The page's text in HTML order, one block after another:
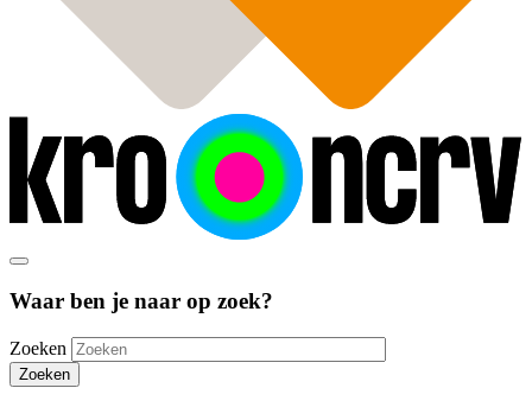
Waar ben je naar op zoek?
Zoeken
Zoeken